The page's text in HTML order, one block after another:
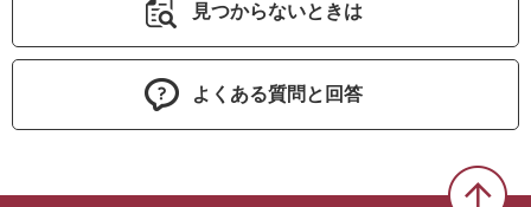
見つからないときは
よくある質問と回答